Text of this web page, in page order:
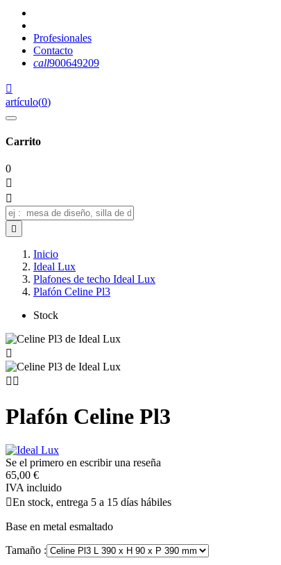
Profesionales
Contacto
call900649209

artículo(0)
Carrito
0



Inicio
Ideal Lux
Plafones de techo Ideal Lux
Plafón Celine Pl3
Stock

 
Plafón Celine Pl3
Se el primero en escribir una reseña
65,00 €
IVA incluido
En stock, entrega 5 a 15 días hábiles
Base en metal esmaltado
Tamaño :